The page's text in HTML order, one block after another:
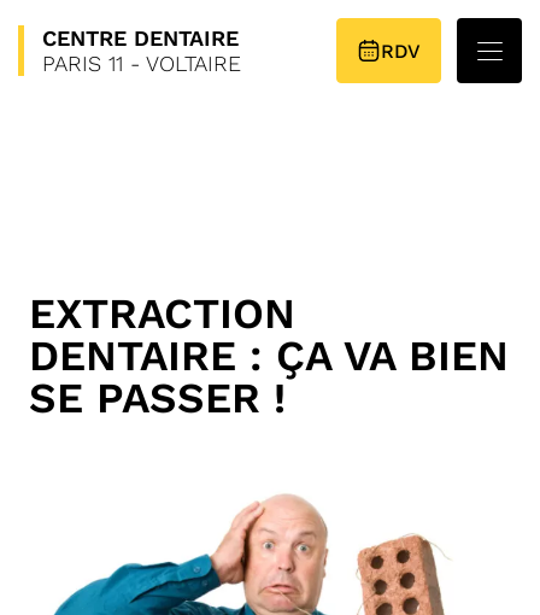
CENTRE DENTAIRE
PARIS 11 - VOLTAIRE
RDV
PLAN D’ACCÈS
EXTRACTION
DENTAIRE : ÇA VA BIEN
SE PASSER !